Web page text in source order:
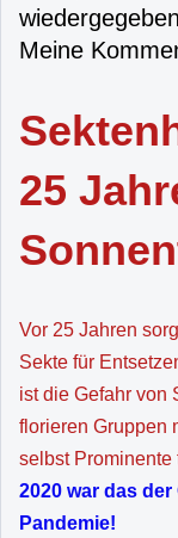
Meine
25
Vor 25 Jahren
Sekte für
ist die Gefahr von
florieren Gruppen
selbst
2020 war das
Pandemie!